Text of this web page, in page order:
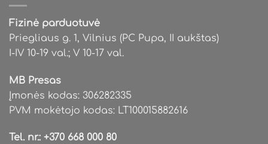
chosen
the
product
the
Fizinė parduotuvė
Priegliaus g. 1, Vilnius (PC Pupa, II aukštas)
I-IV 10-19 val.; V 10-17 val.
MB Presas
Įmonės kodas: 306282335
PVM mokėtojo kodas: LT100015882616
Tel. nr.: +370 668 000 80